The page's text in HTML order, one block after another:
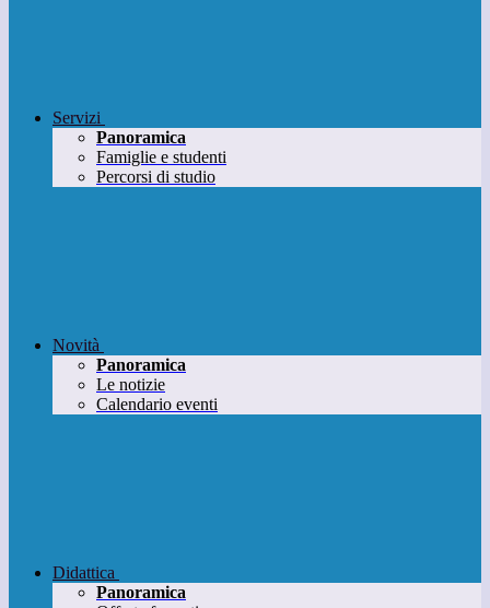
Servizi
Panoramica
Famiglie e studenti
Percorsi di studio
Novità
Panoramica
Le notizie
Calendario eventi
Didattica
Panoramica